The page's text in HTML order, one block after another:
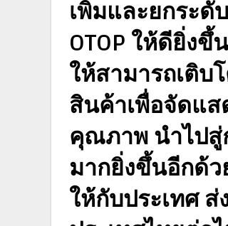
เพิ่มและยกระดั
OTOP ให้ดียิ่ง
ให้สามารถเติบ
สินค้าเพื่อจัดแ
คุณภาพ นำไปสู่
มากยิ่งขึ้นอีกด้ว
ให้กับประเทศ